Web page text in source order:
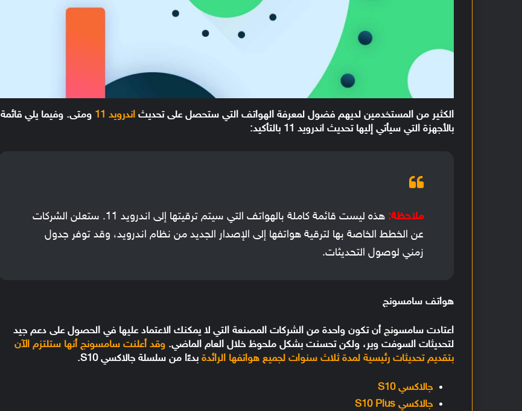
الكثير من المستخدمين لديهم فضول لمعرفة الهواتف التي ستحصل على تحديثاندرويد 11
ومتى. وفيما يلي قائمة
بالأجهزة التي سيأتي إليها تحديث اندرويد 11 بالتأكيد:
ملاحظة:
هذه ليست قائمة كاملة بالهواتف التي سيتم ترقيتها إلى اندرويد 11. ستعلن الشركات
عن الخطط الخاصة بها لترقية هواتفها إلى الإصدار الجديد من نظام اندرويد، وقد توفر جدول
زمني لوصول التحديثات.
هواتف سامسونج
اعتادت سامسونج أن تكون واحدة من الشركات المصنعة التي لا يمكنك الاعتماد عليها في الحصول على دعم جيد
لتحديثات السوفت وير، ولكن تحسنت بشكل ملحوظ خلال العام الماضي.وقد أعلنت سامسونج أنها ستلتزم الآن
بتقديم تحديثات رئيسية لمدة ثلاث سنوات لجميع هواتفها الرائدة بدءًا من سلسلة جالاكسي S10.
جالاكسي S10
جالاكسي S10 Plus